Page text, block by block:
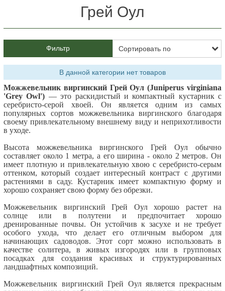
Грей Оул
Фильтр
В данной категории нет товаров
Можжевельник виргинский Грей Оул (Juniperus virginiana
'Grey Owl') — это раскидистый и компактный кустарник с
серебристо-серой хвоей. Он является одним из самых
популярных сортов можжевельника виргинского благодаря
своему привлекательному внешнему виду и неприхотливости
в уходе.
Высота можжевельника виргинского Грей Оул обычно
составляет около 1 метра, а его ширина - около 2 метров. Он
имеет плотную и привлекательную хвою с серебристо-серым
оттенком, который создает интересный контраст с другими
растениями в саду. Кустарник имеет компактную форму и
хорошо сохраняет свою форму без обрезки.
Можжевельник виргинский Грей Оул хорошо растет на
солнце или в полутени и предпочитает хорошо
дренированные почвы. Он устойчив к засухе и не требует
особого ухода, что делает его отличным выбором для
начинающих садоводов. Этот сорт можно использовать в
качестве солитера, в живых изгородях или в групповых
посадках для создания красивых и структурированных
ландшафтных композиций.
Можжевельник виргинский Грей Оул является прекрасным